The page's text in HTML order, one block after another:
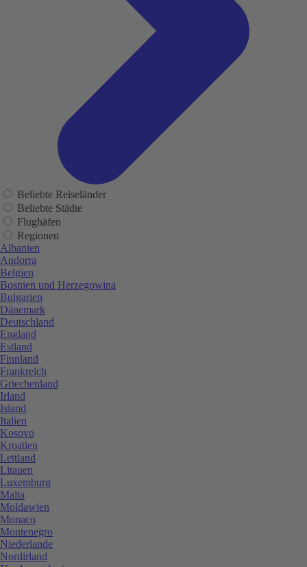
Beliebte Reiseländer
Beliebte Städte
Flughäfen
Regionen
Albanien
Andorra
Belgien
Bosnien und Herzegowina
Bulgarien
Dänemark
Deutschland
England
Estland
Finnland
Frankreich
Griechenland
Irland
Island
Italien
Kosovo
Kroatien
Lettland
Litauen
Luxemburg
Malta
Moldawien
Monaco
Montenegro
Niederlande
Nordirland